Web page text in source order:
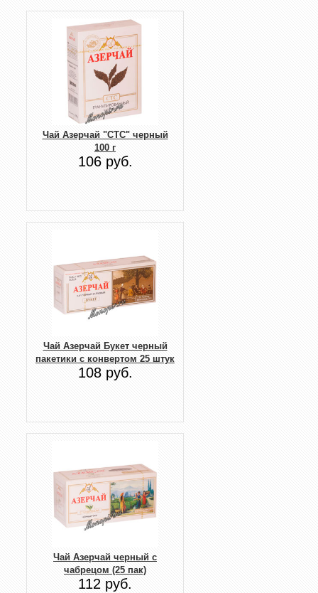
Чай Азерчай "СТС" черный
100 г
106 руб.
Чай Азерчай Букет черный
пакетики с конвертом 25 штук
108 руб.
Чай Азерчай черный с
чабрецом (25 пак)
112 руб.